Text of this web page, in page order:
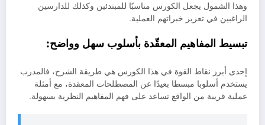
وهذا الشمول يجعل الكورس مناسبًا للمبتدئين وكذلك للدارسين
الراغبين في تعزيز خبراتهم العملية.
تبسيط المفاهيم المعقّدة بأسلوب سهل وواضح:
إحدى أبرز نقاط القوة في هذا الكورس هي طريقة الشرح، فالمدرب
يستخدم أسلوبا مبسطا بعيدًا عن المصطلحات المعقدة، مع أمثلة
عملية قريبة من الواقع تساعد على فهم المفاهيم النظرية بسهولة.